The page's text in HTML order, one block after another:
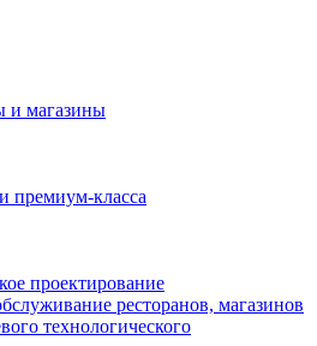
и магазины
премиум-класса
проектирование
ресторанов, магазинов
технологического